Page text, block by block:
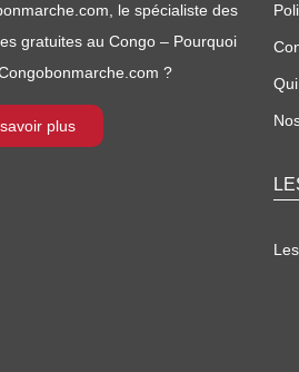
le spécialiste des
gratuites au Congo – Pourquoi
?
plus